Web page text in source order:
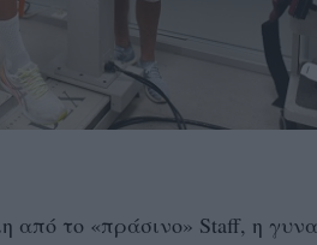
το «πράσινο» Staff, η